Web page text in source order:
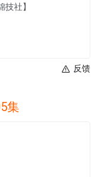
技社】
反馈
集